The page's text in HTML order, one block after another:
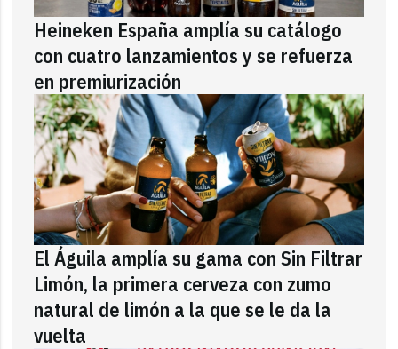
Heineken España amplía su catálogo
con cuatro lanzamientos y se refuerza
en premiurización
El Águila amplía su gama con Sin Filtrar
Limón, la primera cerveza con zumo
natural de limón a la que se le da la
vuelta